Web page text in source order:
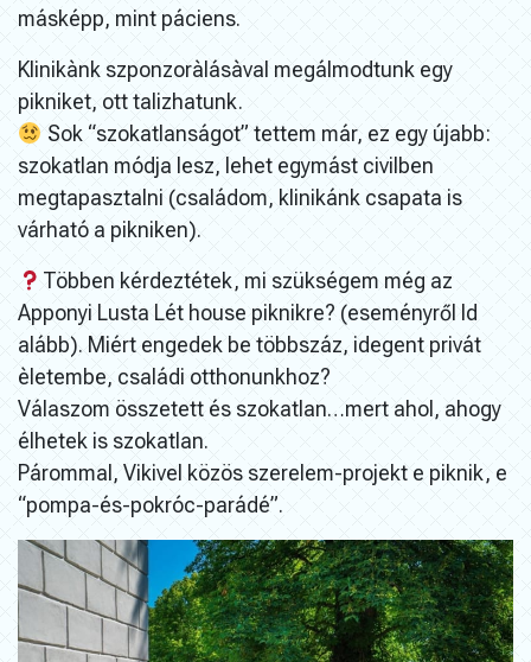
másképp, mint páciens.
Klinikànk szponzoràlásàval megálmodtunk egy
pikniket, ott talizhatunk.
Sok “szokatlanságot” tettem már, ez egy újabb:
szokatlan módja lesz, lehet egymást civilben
megtapasztalni (családom, klinikánk csapata is
várható a pikniken).
Többen kérdeztétek, mi szükségem még az
Apponyi Lusta Lét house piknikre? (eseményről ld
alább). Miért engedek be többszáz, idegent privát
èletembe, családi otthonunkhoz?
Válaszom összetett és szokatlan…mert ahol, ahogy
élhetek is szokatlan.
Párommal, Vikivel közös szerelem-projekt e piknik, e
“pompa-és-pokróc-parádé”.